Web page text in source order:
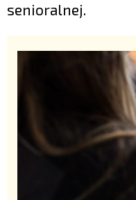
senioralnej.